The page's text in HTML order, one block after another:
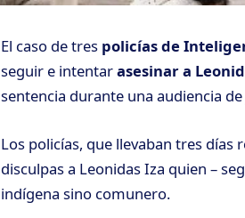
El caso de tres policías de
seguir e intentarasesinar a
sentencia durante una audiencia
Los policías, que llevaban tres
disculpas a Leonidas Iza quien –
indígena sino comunero.